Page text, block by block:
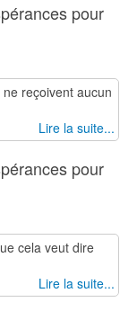
pour
reçoivent aucun
Lire la suite...
pour
cela veut dire
Lire la suite...